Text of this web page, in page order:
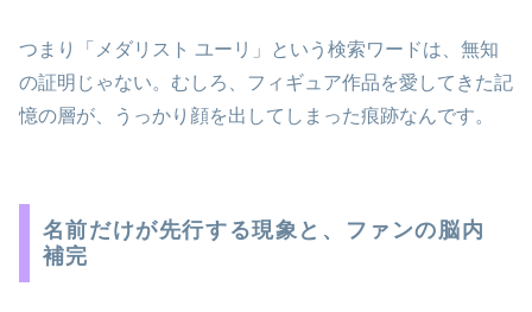
つまり「メダリスト ユーリ」という検索ワードは、無知
の証明じゃない。むしろ、フィギュア作品を愛してきた記
憶の層が、うっかり顔を出してしまった痕跡なんです。
名前だけが先行する現象と、ファンの脳内
補完